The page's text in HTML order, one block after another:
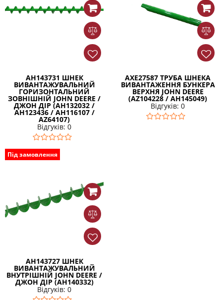
AH143731 ШНЕК
ВИВАНТАЖУВАЛЬНИЙ
ГОРИЗОНТАЛЬНИЙ
ЗОВНІШНІЙ JOHN DEERE /
ДЖОН ДІР (AH132032 /
AH123436 / AH116107 /
AZ64107)
Відгуків: 0
AXE27587 ТРУБА ШНЕКА
ВИВАНТАЖЕННЯ БУНКЕРА
ВЕРХНЯ JOHN DEERE
(AZ104228 / AH145049)
Відгуків: 0
Під замовлення
AH143727 ШНЕК
ВИВАНТАЖУВАЛЬНИЙ
ВНУТРІШНІЙ JOHN DEERE /
ДЖОН ДІР (AH140332)
Відгуків: 0